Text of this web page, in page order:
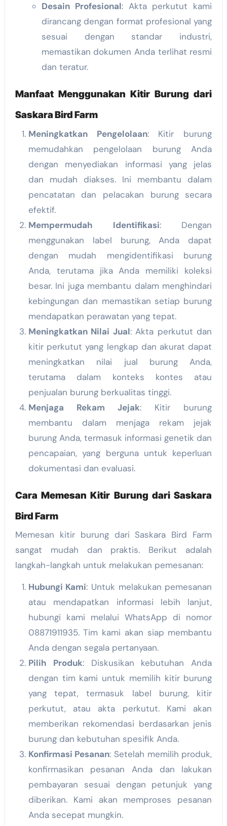
Desain Profesional: Akta perkutut kami
dirancang dengan format profesional yang
sesuai dengan standar industri,
memastikan dokumen Anda terlihat resmi
dan teratur.
Manfaat Menggunakan Kitir Burung dari
Saskara Bird Farm
Meningkatkan Pengelolaan: Kitir burung
memudahkan pengelolaan burung Anda
dengan menyediakan informasi yang jelas
dan mudah diakses. Ini membantu dalam
pencatatan dan pelacakan burung secara
efektif.
Mempermudah Identifikasi: Dengan
menggunakan label burung, Anda dapat
dengan mudah mengidentifikasi burung
Anda, terutama jika Anda memiliki koleksi
besar. Ini juga membantu dalam menghindari
kebingungan dan memastikan setiap burung
mendapatkan perawatan yang tepat.
Meningkatkan Nilai Jual: Akta perkutut dan
kitir perkutut yang lengkap dan akurat dapat
meningkatkan nilai jual burung Anda,
terutama dalam konteks kontes atau
penjualan burung berkualitas tinggi.
Menjaga Rekam Jejak: Kitir burung
membantu dalam menjaga rekam jejak
burung Anda, termasuk informasi genetik dan
pencapaian, yang berguna untuk keperluan
dokumentasi dan evaluasi.
Cara Memesan Kitir Burung dari Saskara
Bird Farm
Memesan kitir burung dari Saskara Bird Farm
sangat mudah dan praktis. Berikut adalah
langkah-langkah untuk melakukan pemesanan:
Hubungi Kami: Untuk melakukan pemesanan
atau mendapatkan informasi lebih lanjut,
hubungi kami melalui WhatsApp di nomor
08871911935. Tim kami akan siap membantu
Anda dengan segala pertanyaan.
Pilih Produk: Diskusikan kebutuhan Anda
dengan tim kami untuk memilih kitir burung
yang tepat, termasuk label burung, kitir
perkutut, atau akta perkutut. Kami akan
memberikan rekomendasi berdasarkan jenis
burung dan kebutuhan spesifik Anda.
Konfirmasi Pesanan: Setelah memilih produk,
konfirmasikan pesanan Anda dan lakukan
pembayaran sesuai dengan petunjuk yang
diberikan. Kami akan memproses pesanan
Anda secepat mungkin.